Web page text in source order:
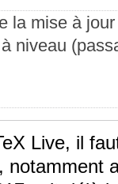
la mise à
niveau
Live, il
notamment